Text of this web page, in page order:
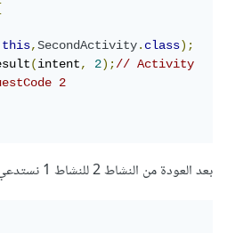
this,SecondActivity.class);
(intent, 2);// Activity
2
بعد العودة من النشاط 2 للنشاط 1 نستدعي الدالة